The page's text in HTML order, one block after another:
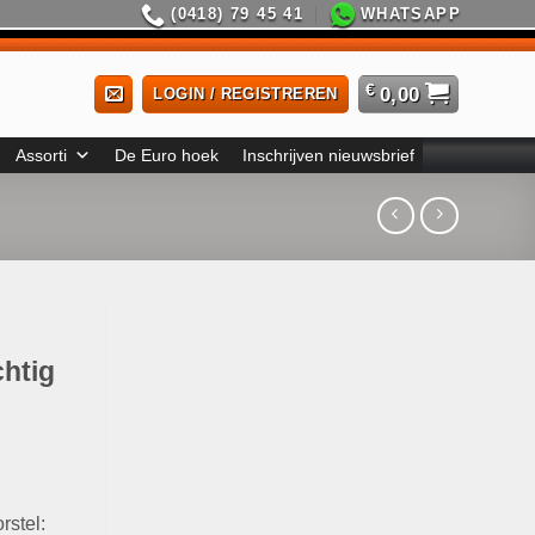
(0418) 79 45 41 WHATSAPP
LOGIN / REGISTREREN € 0,00
Assorti De Euro hoek Inschrijven nieuwsbrief